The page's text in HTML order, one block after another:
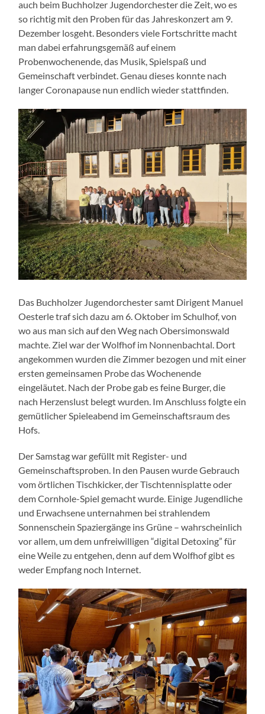
auch beim Buchholzer Jugendorchester die Zeit, wo es
so richtig mit den Proben für das Jahreskonzert am 9.
Dezember losgeht. Besonders viele Fortschritte macht
man dabei erfahrungsgemäß auf einem
Probenwochenende, das Musik, Spielspaß und
Gemeinschaft verbindet. Genau dieses konnte nach
langer Coronapause nun endlich wieder stattfinden.
Das Buchholzer Jugendorchester samt Dirigent Manuel
Oesterle traf sich dazu am 6. Oktober im Schulhof, von
wo aus man sich auf den Weg nach Obersimonswald
machte. Ziel war der Wolfhof im Nonnenbachtal. Dort
angekommen wurden die Zimmer bezogen und mit einer
ersten gemeinsamen Probe das Wochenende
eingeläutet. Nach der Probe gab es feine Burger, die
nach Herzenslust belegt wurden. Im Anschluss folgte ein
gemütlicher Spieleabend im Gemeinschaftsraum des
Hofs.
Der Samstag war gefüllt mit Register- und
Gemeinschaftsproben. In den Pausen wurde Gebrauch
vom örtlichen Tischkicker, der Tischtennisplatte oder
dem Cornhole-Spiel gemacht wurde. Einige Jugendliche
und Erwachsene unternahmen bei strahlendem
Sonnenschein Spaziergänge ins Grüne – wahrscheinlich
vor allem, um dem unfreiwilligen “digital Detoxing” für
eine Weile zu entgehen, denn auf dem Wolfhof gibt es
weder Empfang noch Internet.